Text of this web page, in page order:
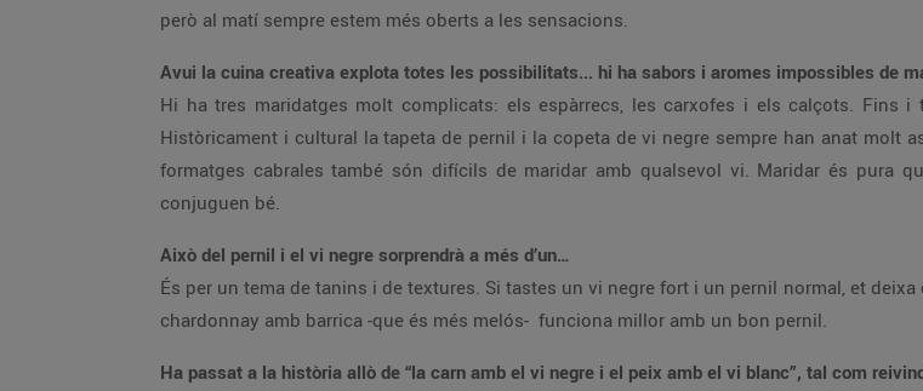
però al matí sempre estem més oberts a les sensacions.
Avui la cuina creativa explota totes les possibilitats... hi ha sabors i aromes impossibles de
Hi ha tres maridatges molt complicats: els espàrrecs, les carxofes i els calçots.
Històricament i cultural la tapeta de pernil i la copeta de vi negre sempre han anat molt
formatges cabrales també són difícils de maridar amb qualsevol vi. Maridar és pura
conjuguen bé.
Això del pernil i el vi negre sorprendrà a més d’un…
És per un tema de tanins i de textures. Si tastes un vi negre fort i un pernil normal, et
chardonnay amb barrica -que és més melós- funciona millor amb un bon pernil.
Ha passat a la història allò de “la carn amb el vi negre i el peix amb el vi blanc”, tal com